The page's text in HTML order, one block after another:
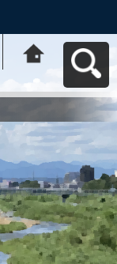
動応援ｻｲﾄ はち
コミねっとへ戻